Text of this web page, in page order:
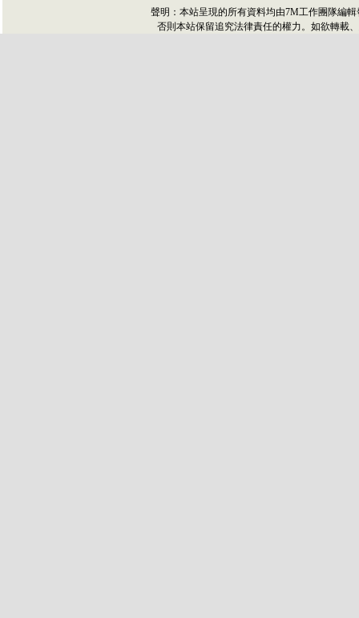
聲明：本站呈現的所有資料均由7M工作團隊編
否則本站保留追究法律責任的權力。如欲轉載